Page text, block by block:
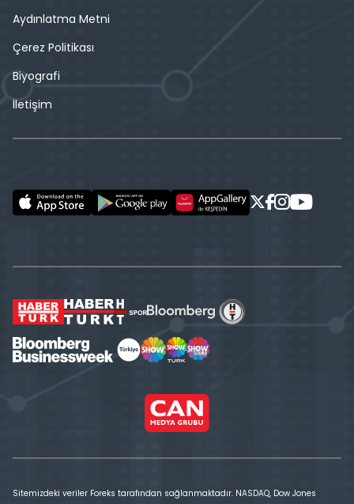
Aydınlatma Metni
Çerez Politikası
Biyografi
İletişim
Sitemizdeki veriler Foreks tarafından sağlanmaktadır. NASDAQ, Dow Jones